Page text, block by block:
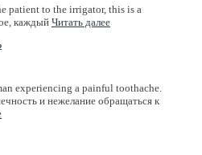
patient to the irrigator, this is a
каждый Читать далее
experiencing a painful toothache.
и нежелание обращаться к